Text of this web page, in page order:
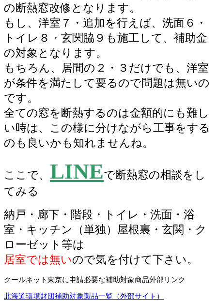
の断熱窓改修となります。
もし、洋室７・追加を行えば、洗面６・
トイレ８・玄関脇９も施工して、補助金
の対象となります。
もちろん、居間の２・３だけでも、洋室
が条件を満たして要るので問題は無いの
です。
全ての窓を断熱するのは金額的にも難し
い時は、この様に分けながら工事をする
のも良いかも知れませんね。
ここで、 LINEで断熱窓の相談をし
てみる
納戸・廊下・階段・トイレ・洗面・浴
室・キッチン（単独）屋根裏・玄関・ク
ローゼット等は
居室では無いので気を付けて下さい。
クールネット東京に申請必要な補助対象商品外部リンク
北海道環境財団補助対象製品一覧（外部サイト）